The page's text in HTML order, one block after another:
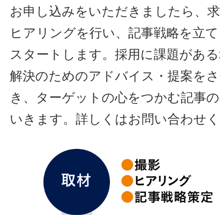
お申し込みをいただきましたら、
ヒアリングを行い、記事戦略を立
スタートします。採用に課題があ
解決のためのアドバイス・提案を
き、ターゲットの心をつかむ記事
いきます。詳しくはお問い合わせ